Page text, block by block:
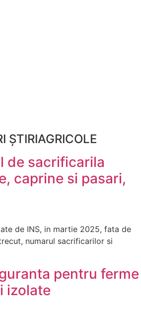
ȘTIRIAGRICOLE
de sacrificarila
caprine si pasari,
de INS, in martie 2025, fata de
numarul sacrificarilor si
pentru ferme
izolate